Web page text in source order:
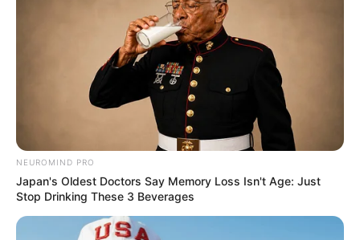
NEUROMIND PRO
Japan's Oldest Doctors Say Memory Loss Isn't Age: Just
Stop Drinking These 3 Beverages